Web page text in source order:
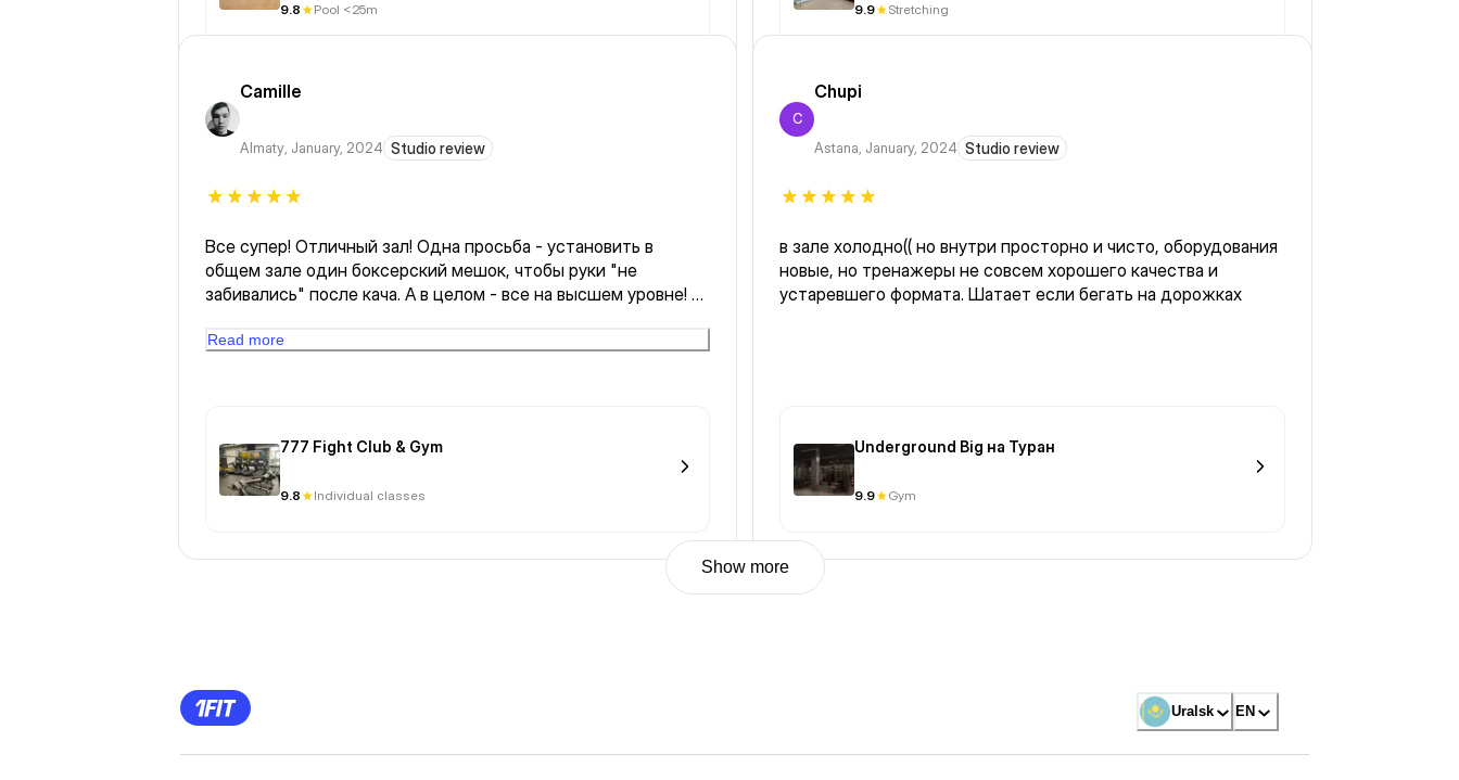
9.8 Pool <25m 9.9 Stretching
Camille
Almaty, January, 2024 Studio review
Все супер! Отличный зал! Одна просьба - установить в
общем зале один боксерский мешок, чтобы руки "не
забивались" после кача. А в целом - все на высшем уровне! 🔥
Read more
777 Fight Club & Gym
9.8 Individual classes
C
Chupi
Astana, January, 2024 Studio review
в зале холодно(( но внутри просторно и чисто, оборудования
новые, но тренажеры не совсем хорошего качества и
устаревшего формата. Шатает если бегать на дорожках
Underground Big на Туран
9.9 Gym
Show more
Page
4 Page
Uralsk EN